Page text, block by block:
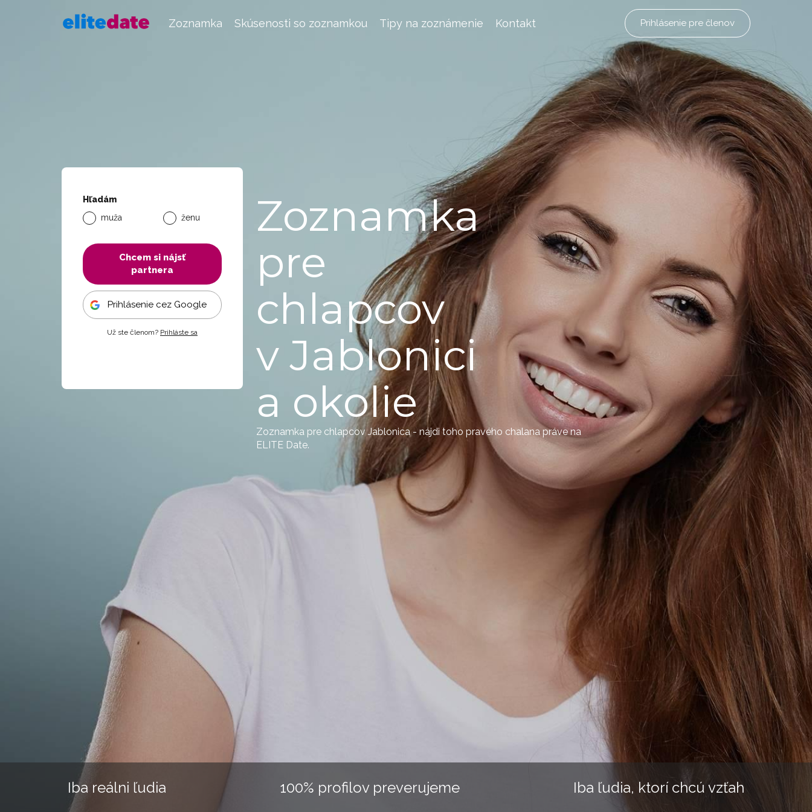
Zoznamka Skúsenosti so zoznamkou Tipy na zoznámenie Kontakt Prihlásenie pre členov
Hľadám
muža
ženu
Chcem si nájsť
partnera
Prihlásenie cez Google
Už ste členom? Prihláste sa
Zoznamka
pre
chlapcov
v Jablonici
a okolie
Zoznamka pre chlapcov Jablonica - nájdi toho pravého chalana práve na
ELITE Date.
Iba reálni ľudia 100% profilov preverujeme Iba ľudia, ktorí chcú vzťah